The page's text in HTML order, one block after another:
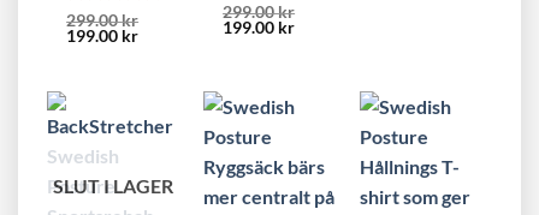
Betygsatt
4.25av 5
299.00kr
Det
299.00 kr.
199.00 krDet
199.00 kr.
Betygsatt
3.77av
299.00kr
Det
199.00 krDet
199.00 kr.
SLUT I LAGER